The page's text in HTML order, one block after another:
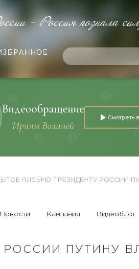
- Россия познала
Видеообращение
Ирины Волиной
Смотреть
ПИСЬМО ПРЕЗИДЕНТУ РОССИИ
Новости Кампания Видеоблог
ПУТИНУ